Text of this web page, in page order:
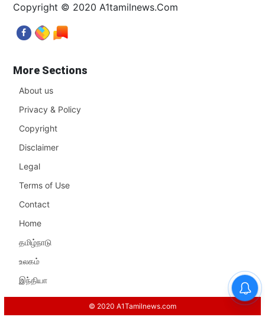
Copyright © 2020 A1tamilnews.Com
More Sections
About us
Privacy & Policy
Copyright
Disclaimer
Legal
Terms of Use
Contact
Home
தமிழ்நாடு
உலகம்
இந்தியா
© 2020 A1Tamilnews.com